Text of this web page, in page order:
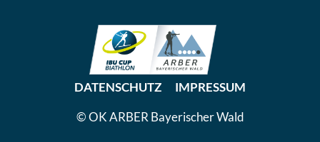
DATENSCHUTZ
IMPRESSUM
© OK ARBER Bayerischer Wald